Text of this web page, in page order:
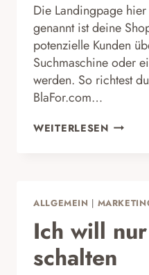
Die Landingpage
genannt ist deine
potenzielle Kunden
Suchmaschine oder
werden. So richtest
BlaFor.com…
WEITERLESENDEINE
ALLGEMEIN |
Ich will
schalten